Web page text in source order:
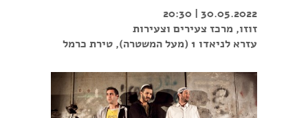
30.05.2022 | 20:30
זוזו, מרכז צעירים וצעירות
עזרא לניאדו 1 (מעל המשטרה), טירת כרמל